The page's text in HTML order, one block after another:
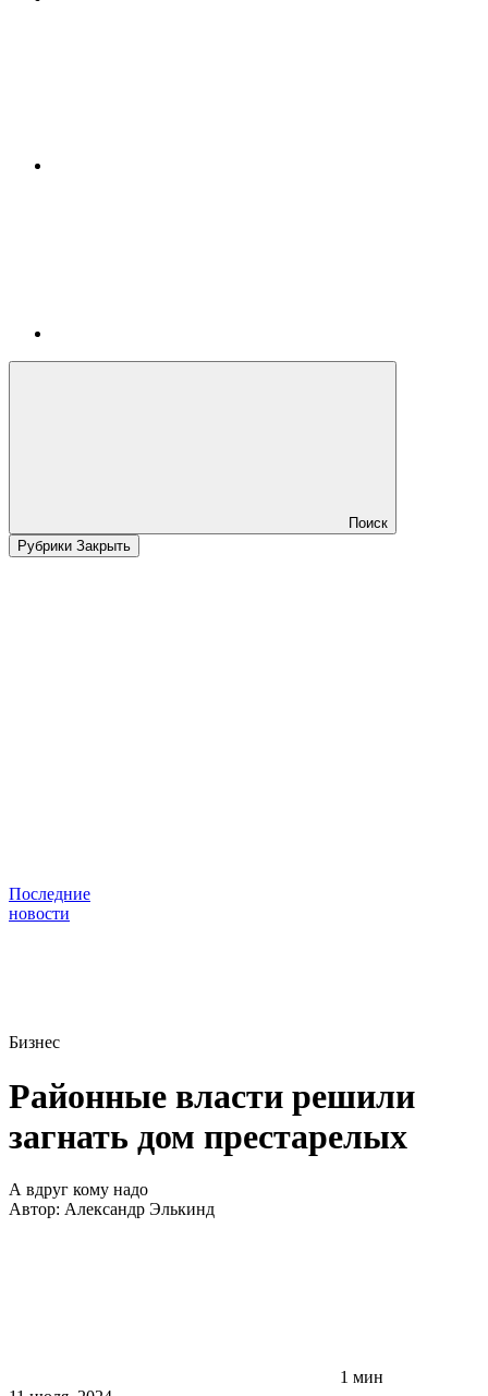
Поиск
Рубрики Закрыть
Последние
новости
Бизнес
Районные власти решили
загнать дом престарелых
А вдруг кому надо
Автор: Александр Элькинд
1 мин